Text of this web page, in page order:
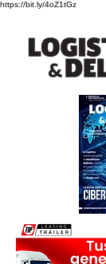
https://bit.ly/4oZ1tGz